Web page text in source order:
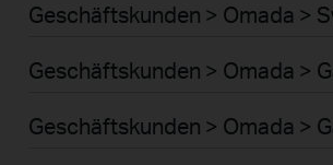
Geschäftskunden > Omada >
Geschäftskunden > Omada >
Geschäftskunden > Omada >